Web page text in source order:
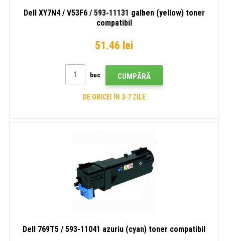
Dell XY7N4 / V53F6 / 593-11131 galben (yellow) toner
compatibil
51.46 lei
buc CUMPĂRĂ
DE OBICEI ÎN 3-7 ZILE
Dell 769T5 / 593-11041 azuriu (cyan) toner compatibil